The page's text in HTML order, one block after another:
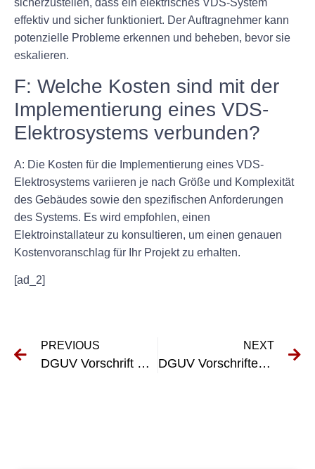
sicherzustellen, dass ein elektrisches VDS-System
effektiv und sicher funktioniert. Der Auftragnehmer kann
potenzielle Probleme erkennen und beheben, bevor sie
eskalieren.
F: Welche Kosten sind mit der
Implementierung eines VDS-
Elektrosystems verbunden?
A: Die Kosten für die Implementierung eines VDS-
Elektrosystems variieren je nach Größe und Komplexität
des Gebäudes sowie den spezifischen Anforderungen
des Systems. Es wird empfohlen, einen
Elektroinstallateur zu konsultieren, um einen genauen
Kostenvoranschlag für Ihr Projekt zu erhalten.
[ad_2]
PREVIOUS
DGUV Vorschrift V3 verstehen: Was Arbeitgeber wissen müssen
NEXT
DGUV Vorschriften 3 verstehen: Ein umfassender Leitfaden